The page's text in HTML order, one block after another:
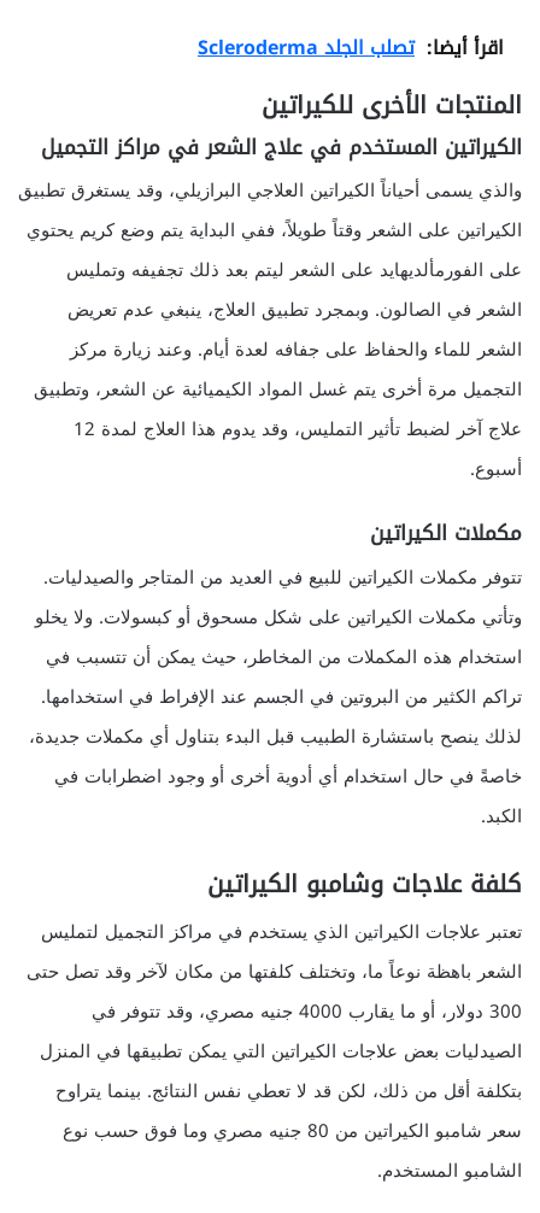
اقرأ أيضا: تصلب الجلد Scleroderma
المنتجات الأخرى للكيراتين
الكيراتين المستخدم في علاج الشعر في مراكز التجميل
والذي يسمى أحياناً الكيراتين العلاجي البرازيلي، وقد يستغرق تطبيق
الكيراتين على الشعر وقتاً طويلاً، ففي البداية يتم وضع كريم يحتوي
على الفورمألديهايد على الشعر ليتم بعد ذلك تجفيفه وتمليس
الشعر في الصالون. وبمجرد تطبيق العلاج، ينبغي عدم تعريض
الشعر للماء والحفاظ على جفافه لعدة أيام. وعند زيارة مركز
التجميل مرة أخرى يتم غسل المواد الكيميائية عن الشعر، وتطبيق
علاج آخر لضبط تأثير التمليس، وقد يدوم هذا العلاج لمدة 12
أسبوع.
مكملات الكيراتين
تتوفر مكملات الكيراتين للبيع في العديد من المتاجر والصيدليات.
وتأتي مكملات الكيراتين على شكل مسحوق أو كبسولات. ولا يخلو
استخدام هذه المكملات من المخاطر، حيث يمكن أن تتسبب في
تراكم الكثير من البروتين في الجسم عند الإفراط في استخدامها.
لذلك ينصح باستشارة الطبيب قبل البدء بتناول أي مكملات جديدة،
خاصةً في حال استخدام أي أدوية أخرى أو وجود اضطرابات في
الكبد.
كلفة علاجات وشامبو الكيراتين
تعتبر علاجات الكيراتين الذي يستخدم في مراكز التجميل لتمليس
الشعر باهظة نوعاً ما، وتختلف كلفتها من مكان لآخر وقد تصل حتى
300 دولار، أو ما يقارب 4000 جنيه مصري، وقد تتوفر في
الصيدليات بعض علاجات الكيراتين التي يمكن تطبيقها في المنزل
بتكلفة أقل من ذلك، لكن قد لا تعطي نفس النتائج. بينما يتراوح
سعر شامبو الكيراتين من 80 جنيه مصري وما فوق حسب نوع
الشامبو المستخدم.